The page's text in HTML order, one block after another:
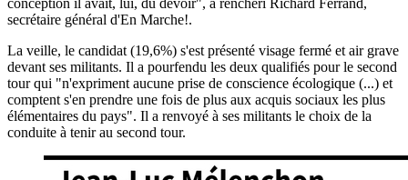
secrétaire général d'En Marche!.
La veille, le candidat (19,6%) s'est présenté visage fermé et air grave
devant ses militants. Il a pourfendu les deux qualifiés pour le second
tour qui "n'expriment aucune prise de conscience écologique (...) et
comptent s'en prendre une fois de plus aux acquis sociaux les plus
élémentaires du pays". Il a renvoyé à ses militants le choix de la
conduite à tenir au second tour.